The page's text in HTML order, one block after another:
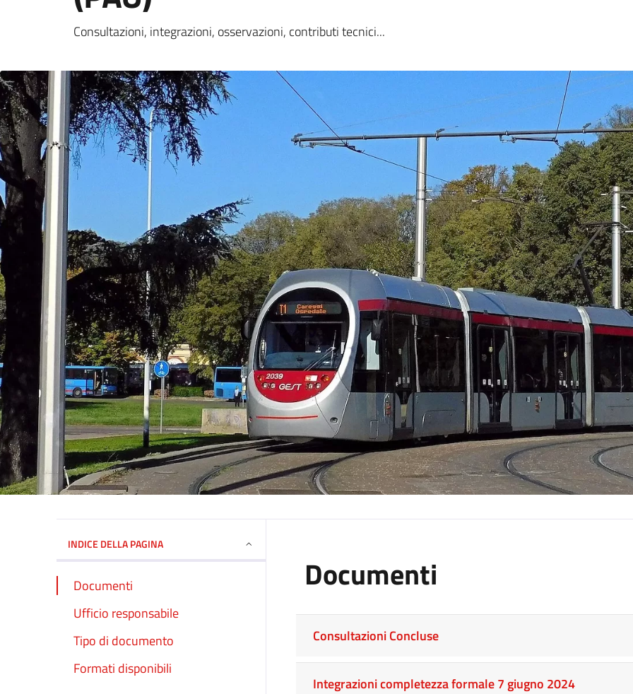
Consultazioni, integrazioni, osservazioni, contributi tecnici...
INDICE DELLA PAGINA
Documenti
Ufficio responsabile
Tipo di documento
Formati disponibili
Documenti
Consultazioni Concluse
Integrazioni completezza formale 7 giugno 2024